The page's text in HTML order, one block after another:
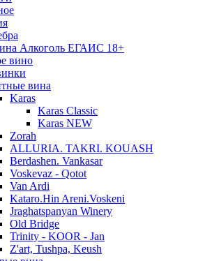
Алкоголь ЕГАИС 18+
вино
вина
Karas
Karas Classic
Karas NEW
Zorah
ALLURIA. TAKRI. KOUASH
Berdashen. Vankasar
Voskevaz - Qotot
Van Ardi
Kataro.Hin Areni.Voskeni
Jraghatspanyan Winery
Old Bridge
Trinity - KOOR - Jan
Z'art, Tushpa, Keush